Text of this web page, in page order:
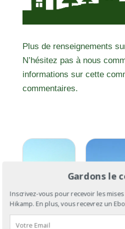
Plus de renseignements
N’hésitez pas à nous
informations sur cette
commentaires.
Gardons le
Inscrivez-vous pour recevoir les
Hikamp. En plus, vous recevrez un